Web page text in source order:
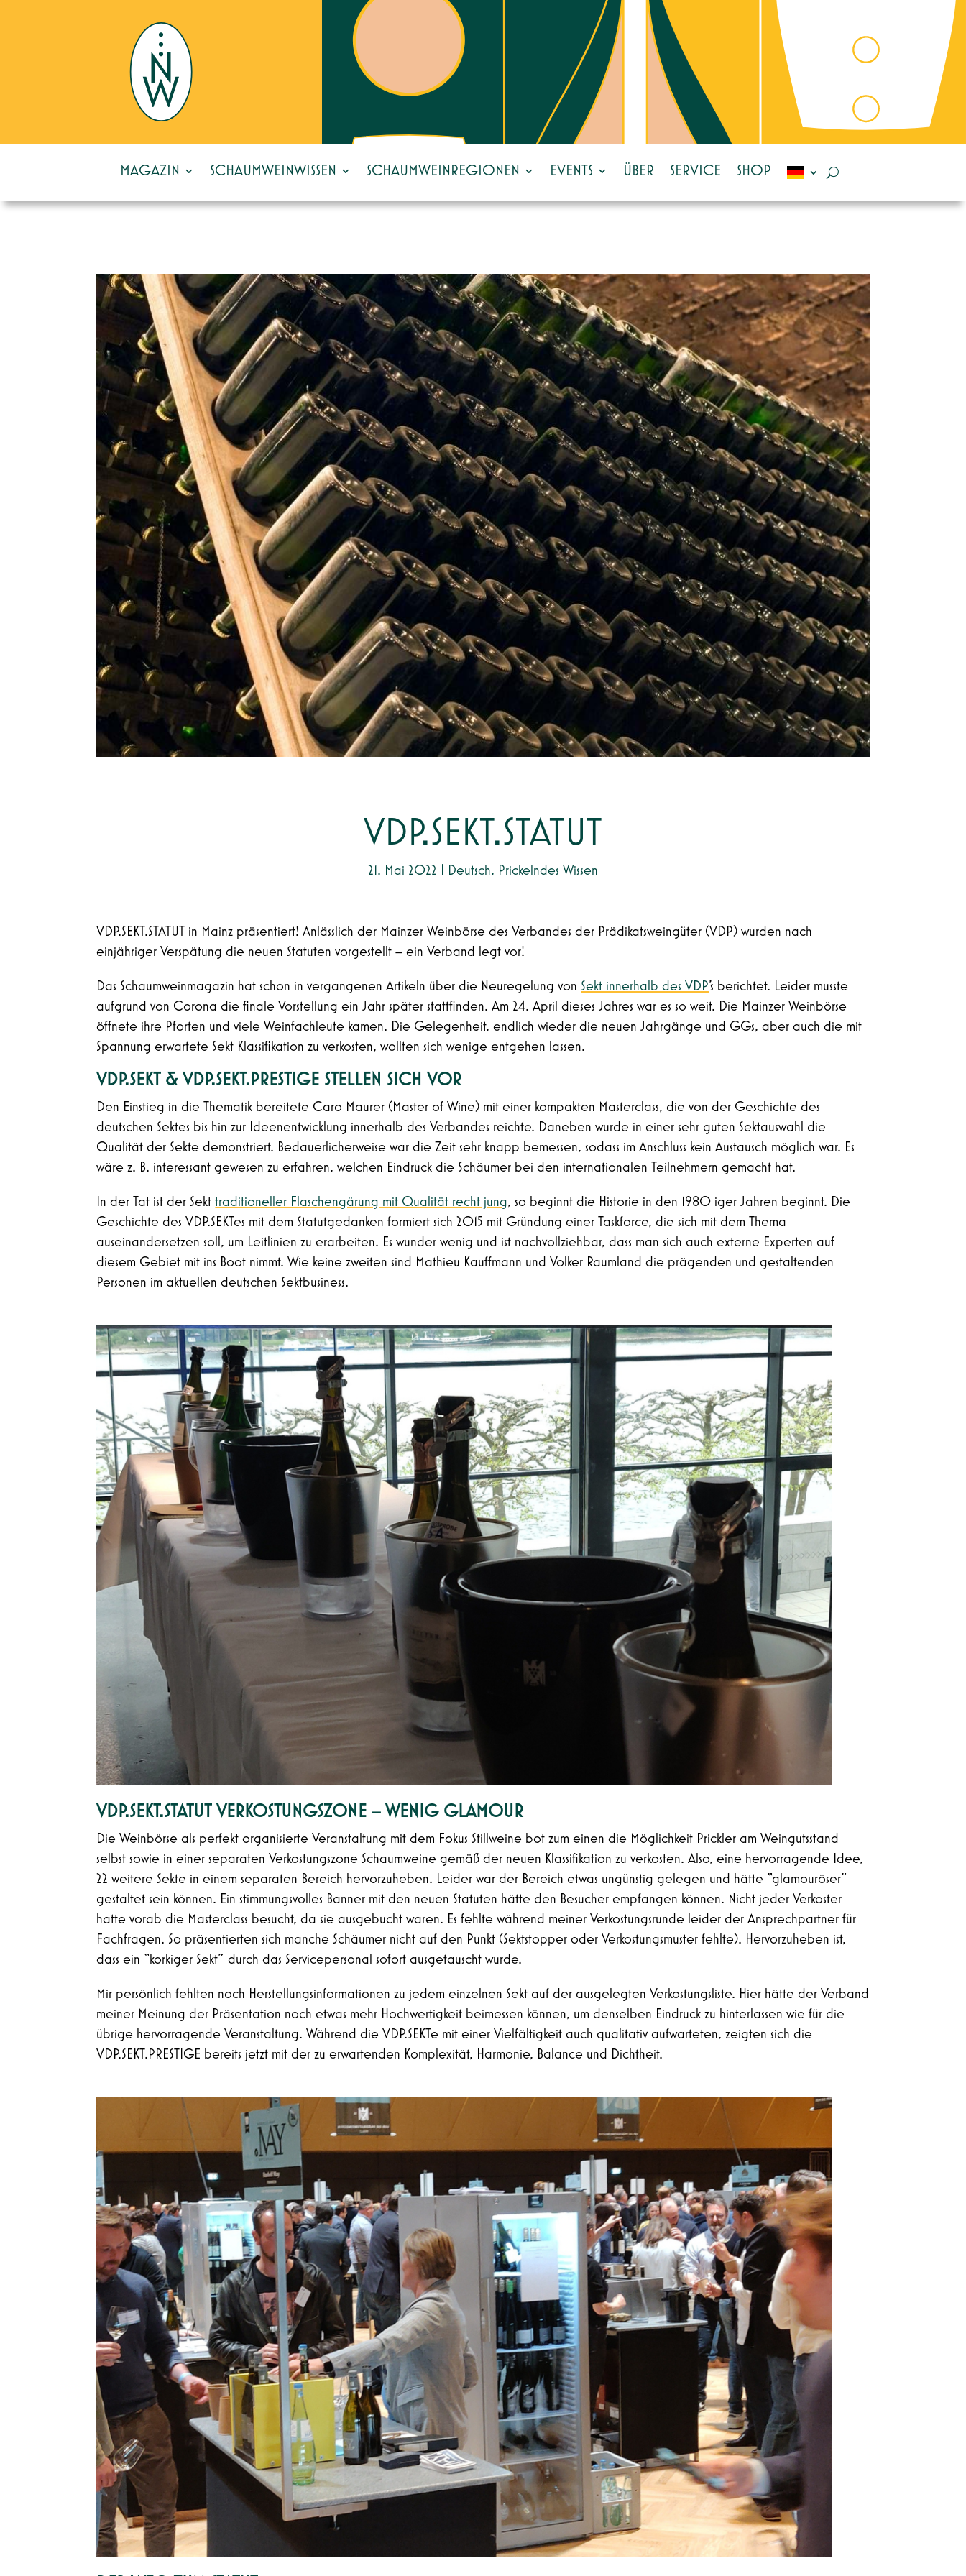
MAGAZIN SCHAUMWEINWISSEN SCHAUMWEINREGIONEN EVENTS ÜBER SERVICE SHOP
VDP.SEKT.STATUT
21. Mai 2022 Deutsch, Prickelndes Wissen
VDP.SEKT.STATUT in Mainz präsentiert! Anlässlich der Mainzer Weinbörse des Verbandes der Prädikatsweingüter (VDP) wurden nach
einjähriger Verspätung die neuen Statuten vorgestellt – ein Verband legt vor!
Das Schaumweinmagazin hat schon in vergangenen Artikeln über die Neuregelung von Sekt innerhalb des VDP’s berichtet. Leider musste
aufgrund von Corona die finale Vorstellung ein Jahr später stattfinden. Am 24. April dieses Jahres war es so weit. Die Mainzer Weinbörse
öffnete ihre Pforten und viele Weinfachleute kamen. Die Gelegenheit, endlich wieder die neuen Jahrgänge und GGs, aber auch die mit
Spannung erwartete Sekt Klassifikation zu verkosten, wollten sich wenige entgehen lassen.
VDP.SEKT & VDP.SEKT.PRESTIGE STELLEN SICH VOR
Den Einstieg in die Thematik bereitete Caro Maurer (Master of Wine) mit einer kompakten Masterclass, die von der Geschichte des
deutschen Sektes bis hin zur Ideenentwicklung innerhalb des Verbandes reichte. Daneben wurde in einer sehr guten Sektauswahl die
Qualität der Sekte demonstriert. Bedauerlicherweise war die Zeit sehr knapp bemessen, sodass im Anschluss kein Austausch möglich war. Es
wäre z. B. interessant gewesen zu erfahren, welchen Eindruck die Schäumer bei den internationalen Teilnehmern gemacht hat.
In der Tat ist der Sekttraditioneller Flaschengärung mit Qualität recht jung, so beginnt die Historie in den 1980 iger Jahren beginnt. Die
Geschichte des VDP.SEKTes mit dem Statutgedanken formiert sich 2015 mit Gründung einer Taskforce, die sich mit dem Thema
auseinandersetzen soll, um Leitlinien zu erarbeiten. Es wunder wenig und ist nachvollziehbar, dass man sich auch externe Experten auf
diesem Gebiet mit ins Boot nimmt. Wie keine zweiten sind Mathieu Kauffmann und Volker Raumland die prägenden und gestaltenden
Personen im aktuellen deutschen Sektbusiness.
VDP.SEKT.STATUT VERKOSTUNGSZONE – WENIG GLAMOUR
Die Weinbörse als perfekt organisierte Veranstaltung mit dem Fokus Stillweine bot zum einen die Möglichkeit Prickler am Weingutsstand
selbst sowie in einer separaten Verkostungszone Schaumweine gemäß der neuen Klassifikation zu verkosten. Also, eine hervorragende Idee,
22 weitere Sekte in einem separaten Bereich hervorzuheben. Leider war der Bereich etwas ungünstig gelegen und hätte “glamouröser”
gestaltet sein können. Ein stimmungsvolles Banner mit den neuen Statuten hätte den Besucher empfangen können. Nicht jeder Verkoster
hatte vorab die Masterclass besucht, da sie ausgebucht waren. Es fehlte während meiner Verkostungsrunde leider der Ansprechpartner für
Fachfragen. So präsentierten sich manche Schäumer nicht auf den Punkt (Sektstopper oder Verkostungsmuster fehlte). Hervorzuheben ist,
dass ein “korkiger Sekt” durch das Servicepersonal sofort ausgetauscht wurde.
Mir persönlich fehlten noch Herstellungsinformationen zu jedem einzelnen Sekt auf der ausgelegten Verkostungsliste. Hier hätte der Verband
meiner Meinung der Präsentation noch etwas mehr Hochwertigkeit beimessen können, um denselben Eindruck zu hinterlassen wie für die
übrige hervorragende Veranstaltung. Während die VDP.SEKTe mit einer Vielfältigkeit auch qualitativ aufwarteten, zeigten sich die
VDP.SEKT.PRESTIGE bereits jetzt mit der zu erwartenden Komplexität, Harmonie, Balance und Dichtheit.